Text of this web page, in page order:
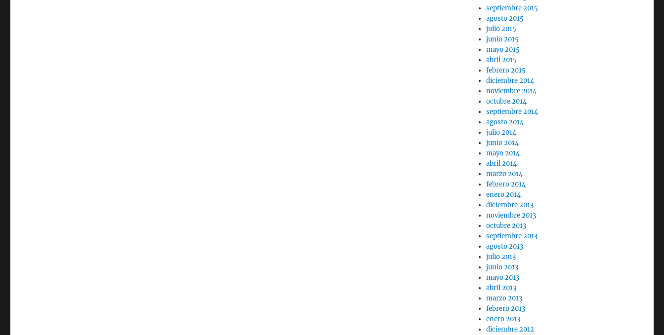
septiembre 2015
agosto 2015
julio 2015
junio 2015
mayo 2015
abril 2015
febrero 2015
diciembre 2014
noviembre 2014
octubre 2014
septiembre 2014
agosto 2014
julio 2014
junio 2014
mayo 2014
abril 2014
marzo 2014
febrero 2014
enero 2014
diciembre 2013
noviembre 2013
octubre 2013
septiembre 2013
agosto 2013
julio 2013
junio 2013
mayo 2013
abril 2013
marzo 2013
febrero 2013
enero 2013
diciembre 2012